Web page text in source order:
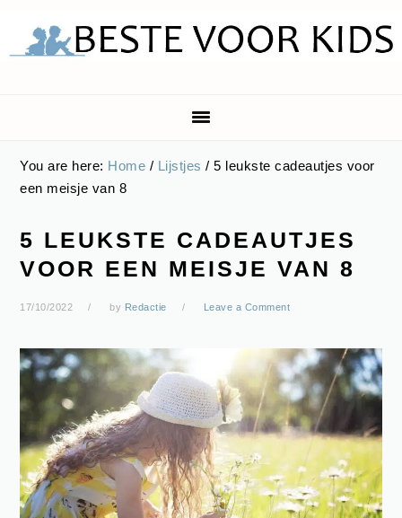
You are here: Home / Lijstjes / 5 leukste cadeautjes voor
een meisje van 8
5 LEUKSTE CADEAUTJES
VOOR EEN MEISJE VAN 8
17/10/2022 by Redactie Leave a Comment